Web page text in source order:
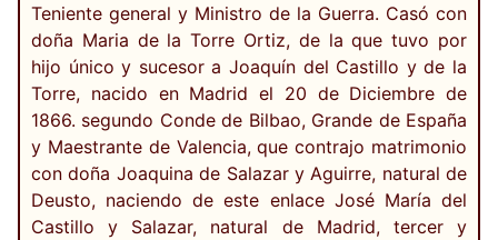
Teniente general y Ministro de la Guerra. Casó con
doña Maria de la Torre Ortiz, de la que tuvo por
hijo único y sucesor a Joaquín del Castillo y de la
Torre, nacido en Madrid el 20 de Diciembre de
1866. segundo Conde de Bilbao, Grande de España
y Maestrante de Valencia, que contrajo matrimonio
con doña Joaquina de Salazar y Aguirre, natural de
Deusto, naciendo de este enlace José María del
Castillo y Salazar, natural de Madrid, tercer y